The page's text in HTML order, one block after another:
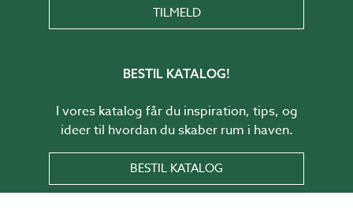
TILMELD
BESTIL KATALOG!
I vores katalog får du inspiration, tips, og
ideer til hvordan du skaber rum i haven.
BESTIL KATALOG